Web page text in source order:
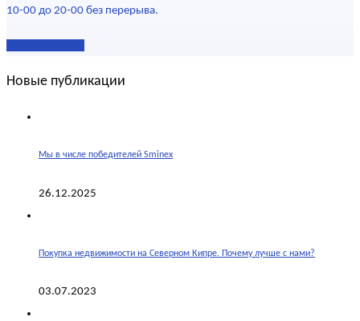
10-00 до 20-00 без перерыва.
Новые публикации
Мы в числе победителей Sminex
26.12.2025
Покупка недвижимости на Северном Кипре. Почему лучше с нами?
03.07.2023